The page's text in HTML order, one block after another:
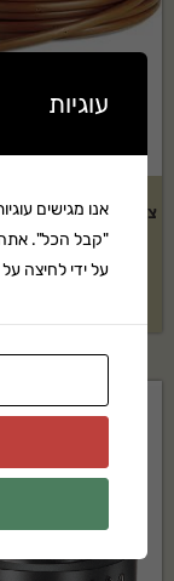
– 100 מטר
עוגיות
אנו מגישים
"קבל הכל". אתה
על ידי לחיצה